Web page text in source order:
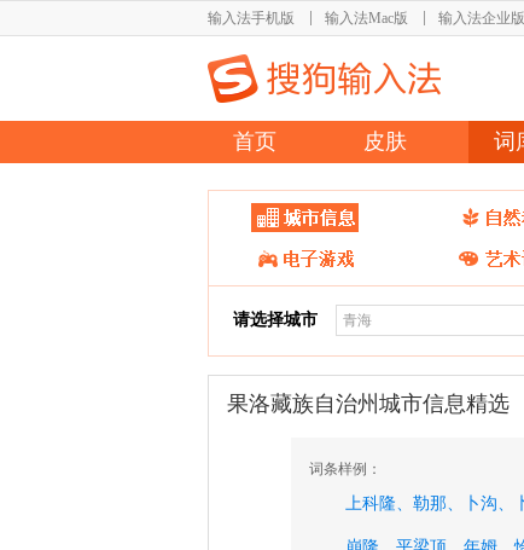
输入法手机版 输入法Mac版 输入法企业版
首页 皮肤 词
请选择城市
果洛藏族自治州城市信息精选
词条样例：
上科隆、 勒那、 卜沟、